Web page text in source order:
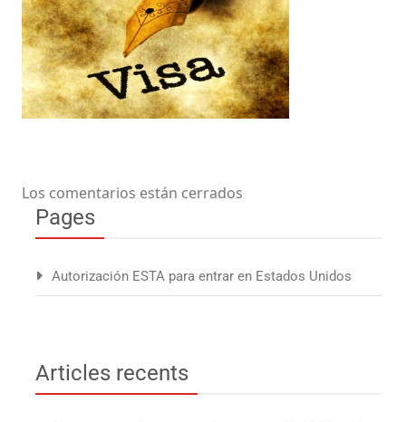
Los comentarios están cerrados
Pages
Autorización ESTA para entrar en Estados Unidos
Articles recents